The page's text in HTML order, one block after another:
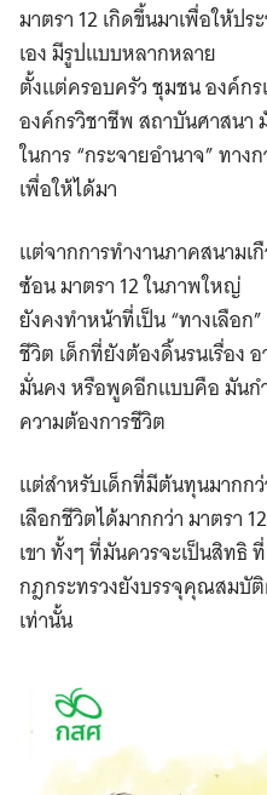
มาตรา 12 เกิดขึ้นมาเพื่อให้ป
เอง มีรูปแบบหลากหลาย
ตั้งแต่ครอบครัว ชุมชน องค์ก
องค์กรวิชาชีพ สถาบันศาสนา
ในการ “กระจายอำนาจ” ทา
เพื่อให้ได้มา
แต่จากการทำงานภาคสนาม
ซ้อน มาตรา 12 ในภาพใหญ่
ยังคงทำหน้าที่เป็น “ทางเลือ
ชีวิต เด็กที่ยังต้องดิ้นรนเรื่อง
มั่นคง หรือพูดอีกแบบคือ มันก
ความต้องการชีวิต
แต่สำหรับเด็กที่มีต้นทุนมากก
เลือกชีวิตได้มากกว่า มาตรา
เขา ทั้งๆ ที่มันควรจะเป็นสิทธิ
กฎกระทรวงยังบรรจุคุณสมบัติ
เท่านั้น